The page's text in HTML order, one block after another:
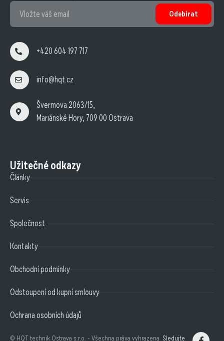
Odebírat
+420 604 197 717
info@hqt.cz
Švermova 2063/15,
Mariánské Hory, 709 00 Ostrava
Užitečné odkazy
Články
Servis
Společnost
Kontakty
Obchodní podmínky
Odstoupení od kupní smlouvy
Ochrana osobních údajů
© HQT technik Ostrava s.r.o. - Všechna práva vyhrazena Sledujte